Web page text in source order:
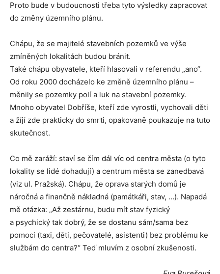
Proto bude v budoucnosti třeba tyto výsledky zapracovat
do změny územního plánu.
Chápu, že se majitelé stavebních pozemků ve výše
zmíněných lokalitách budou bránit.
Také chápu obyvatele, kteří hlasovali v referendu „ano“.
Od roku 2000 docházelo ke změně územního plánu –
měnily se pozemky polí a luk na stavební pozemky.
Mnoho obyvatel Dobříše, kteří zde vyrostli, vychovali děti
a žíjí zde prakticky do smrti, opakovaně poukazuje na tuto
skutečnost.
Co mě zaráží: staví se čím dál víc od centra města (o tyto
lokality se lidé dohadují) a centrum města se zanedbavá
(viz ul. Pražská). Chápu, že oprava starých domů je
náročná a finančně nákladná (památkáři, stav, …). Napadá
mě otázka: „Až zestárnu, budu mít stav fyzický
a psychický tak dobrý, že se dostanu sám/sama bez
pomoci (taxi, děti, pečovatelé, asistenti) bez problému ke
službám do centra?“ Teď mluvím z osobní zkušenosti.